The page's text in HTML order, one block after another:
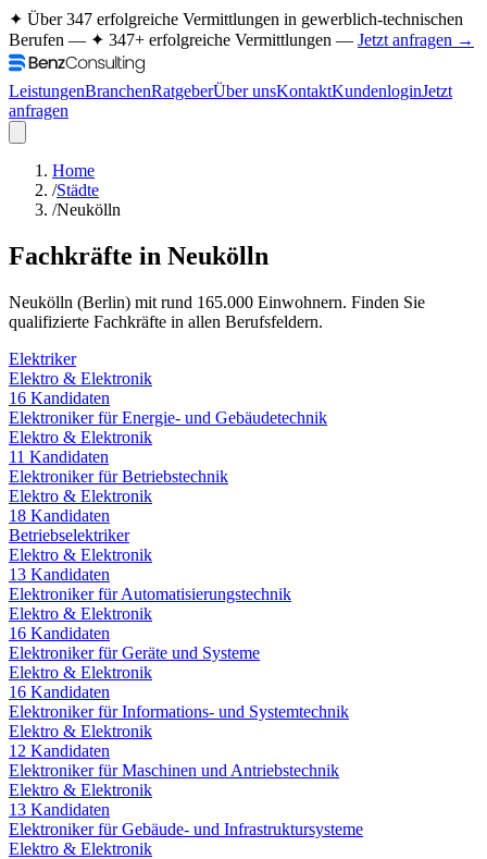
✦ Über 347 erfolgreiche Vermittlungen in gewerblich-technischen
Berufen — ✦ 347+ erfolgreiche Vermittlungen — Jetzt anfragen →
LeistungenBranchenRatgeberÜber unsKontaktKundenloginJetzt
anfragen
Home
/Städte
/Neukölln
Fachkräfte in Neukölln
Neukölln (Berlin) mit rund 165.000 Einwohnern. Finden Sie
qualifizierte Fachkräfte in allen Berufsfeldern.
Elektriker
Elektro & Elektronik
16 Kandidaten
Elektroniker für Energie- und Gebäudetechnik
Elektro & Elektronik
11 Kandidaten
Elektroniker für Betriebstechnik
Elektro & Elektronik
18 Kandidaten
Betriebselektriker
Elektro & Elektronik
13 Kandidaten
Elektroniker für Automatisierungstechnik
Elektro & Elektronik
16 Kandidaten
Elektroniker für Geräte und Systeme
Elektro & Elektronik
16 Kandidaten
Elektroniker für Informations- und Systemtechnik
Elektro & Elektronik
12 Kandidaten
Elektroniker für Maschinen und Antriebstechnik
Elektro & Elektronik
13 Kandidaten
Elektroniker für Gebäude- und Infrastruktursysteme
Elektro & Elektronik